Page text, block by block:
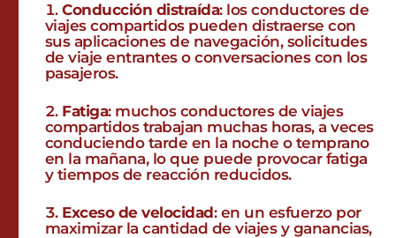
Conducción distraída: los conductores de
viajes compartidos pueden distraerse con
sus aplicaciones de navegación, solicitudes
de viaje entrantes o conversaciones con los
pasajeros.
Fatiga: muchos conductores de viajes
compartidos trabajan muchas horas, a veces
conduciendo tarde en la noche o temprano
en la mañana, lo que puede provocar fatiga
y tiempos de reacción reducidos.
Exceso de velocidad: en un esfuerzo por
maximizar la cantidad de viajes y ganancias,